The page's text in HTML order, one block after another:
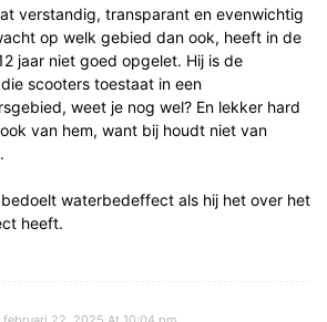
verstandig, transparant en evenwichtig
op welk gebied dan ook, heeft in de
jaar niet goed opgelet. Hij is de
scooters toestaat in een
weet je nog wel? En lekker hard
van hem, want bij houdt niet van
waterbedeffect als hij het over het
heeft.